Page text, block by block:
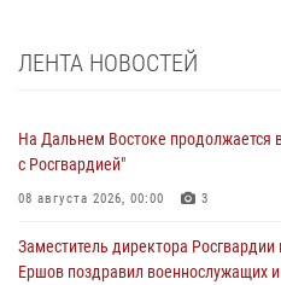
ЛЕНТА НОВОСТЕЙ
На Дальнем Востоке продолжается
с Росгвардией"
08 августа 2026, 00:00 3
Заместитель директора
Ершов поздравил военнослужащих